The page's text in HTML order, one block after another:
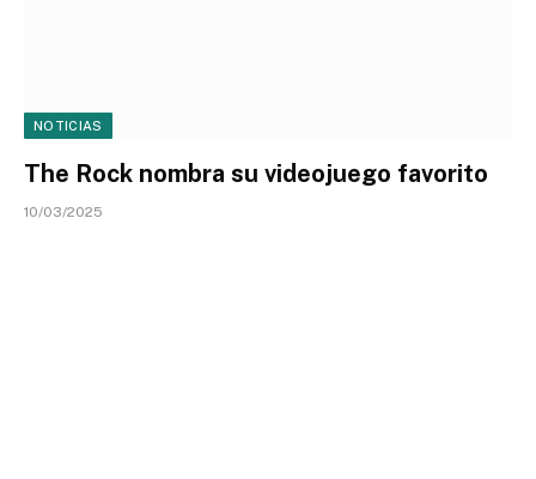
NOTICIAS
The Rock nombra su videojuego favorito
10/03/2025